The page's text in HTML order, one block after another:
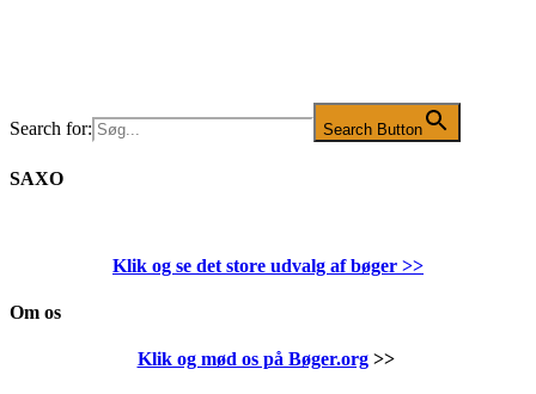
Search for: Search Button
SAXO
Klik og se det store udvalg af bøger >>
Om os
Klik og mød os på Bøger.org>>